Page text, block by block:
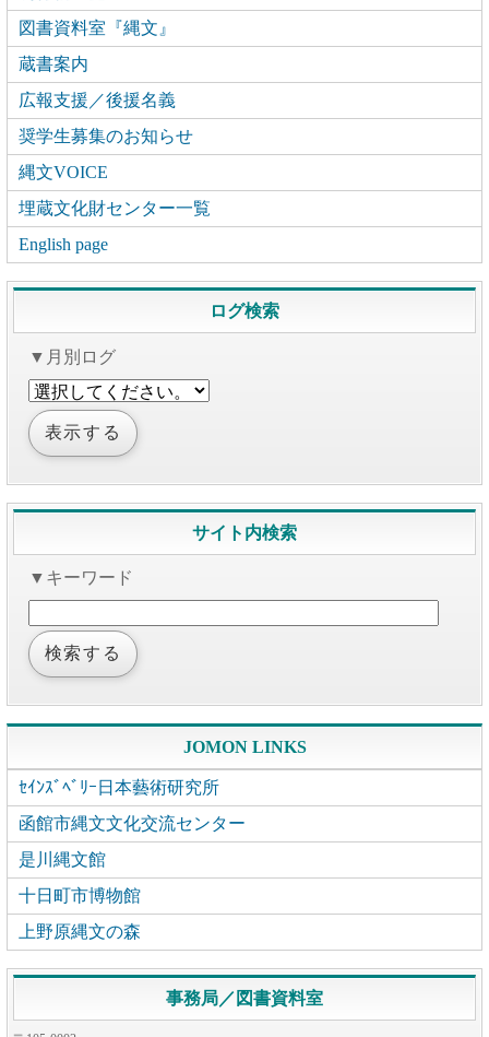
図書資料室『縄文』
蔵書案内
広報支援／後援名義
奨学生募集のお知らせ
縄文VOICE
埋蔵文化財センター一覧
English page
ログ検索
▼月別ログ
サイト内検索
▼キーワード
JOMON LINKS
ｾｲﾝｽﾞﾍﾞﾘｰ日本藝術研究所
函館市縄文文化交流センター
是川縄文館
十日町市博物館
上野原縄文の森
事務局／図書資料室